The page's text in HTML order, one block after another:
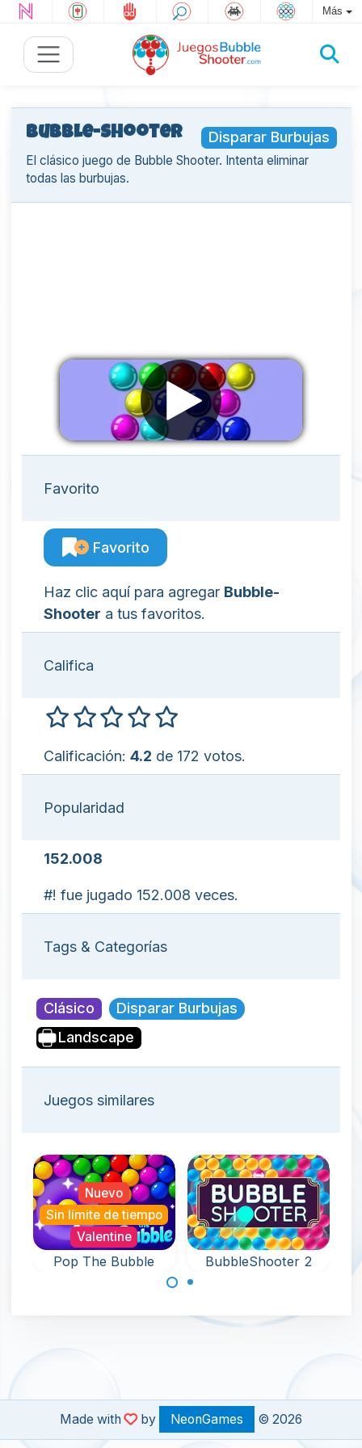
Más
Disparar Burbujas
Bubble-Shooter
El clásico juego de Bubble Shooter. Intenta eliminar
todas las burbujas.
Favorito
Favorito
Haz clic aquí para agregar Bubble-
Shooter a tus favoritos.
Califica
Calificación: 4.2 de 172 votos.
Popularidad
152.008
#! fue jugado 152.008 veces.
Tags & Categorías
Clásico
Disparar Burbujas
Landscape
Juegos similares
Pop The Bubble
Nuevo
Sin límite de tiempo
Valentine
BubbleShooter 2
Apunta y dispara
burbujas en este
Made with by NeonGames © 2026